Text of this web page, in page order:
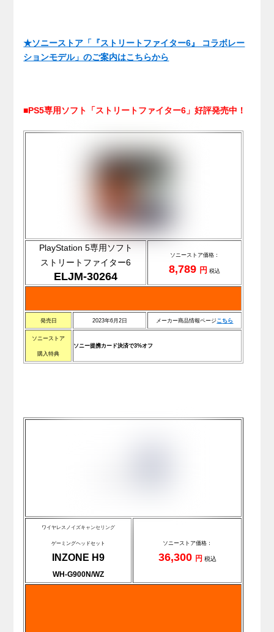
★ソニーストア「『ストリートファイター6』 コラボレー
ションモデル」のご案内はこちらから
■PS5専用ソフト「ストリートファイター6」好評発売中！
PlayStation 5専用ソフト
ストリートファイター6
ELJM-30264
ソニーストア価格：
8,789 円 税込
発売日 2023年6月2日 メーカー商品情報ページこちら
ソニーストア
購入特典
ソニー提携カード決済で3%オフ
ワイヤレスノイズキャンセリング
ゲーミングヘッドセット
INZONE H9
WH-G900N/WZ
ソニーストア価格：
36,300 円 税込